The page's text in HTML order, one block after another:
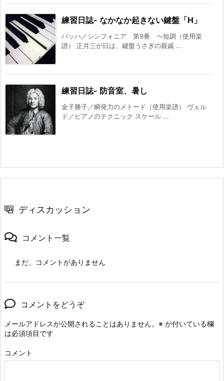
練習日誌- なかなか起きない鍵盤「H」
バッハ／シンフォニア 第9番 ヘ短調（使用楽
譜） 正月三が日は、鍵盤うさぎの親戚 ...
練習日誌- 防音室、暑し
金子勝子／瞬発力のメトード（使用楽譜） ヴェル
ド／ピアノのテクニック スケール ...
ディスカッション
コメント一覧
まだ、コメントがありません
コメントをどうぞ
メールアドレスが公開されることはありません。 ※ が付いている欄
は必須項目です
コメント